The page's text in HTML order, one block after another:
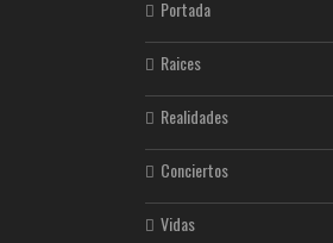
Portada
Raices
Realidades
Conciertos
Vidas